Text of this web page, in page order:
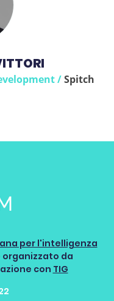
/Spitch
per l'intelligenza
organizzato da
con TIG